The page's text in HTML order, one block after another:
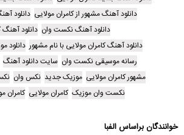
دانلود آهنگ مشهور از کامران مولایی دانلود
دانلود آهنگ نکست وان دانلود آهنگ
دانلود آهنگ کامران مولایی با نام مشهور دانلود
رسانه موسیقی نکست وان سایت دانلود آهنگ
مشهور کامران مولایی موزیک جدید نکس وان
نکست وان موزیک کامران مولایی کامران
خوانندگان براساس الفبا